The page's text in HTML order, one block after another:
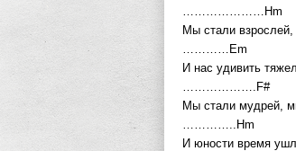
…………………Hm
Мы стали
…………Em
И нас удивить
……………….F#
Мы стали мудрей,
…………..Hm
И юности время